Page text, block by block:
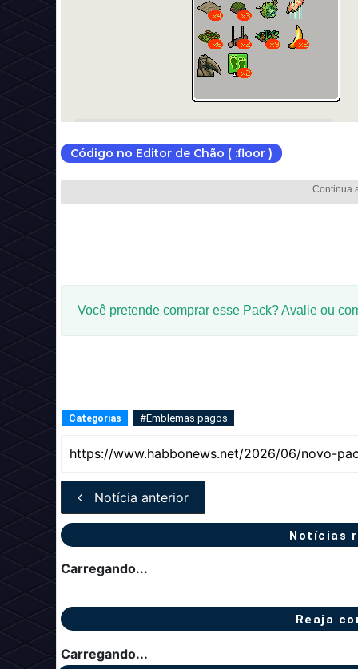
Código no Editor de Chão ( :floor )
Você pretende comprar esse Pack? Avalie ou
Categorias #Emblemas pagos
Notícia anterior
Notícias
Carregando...
Reaja
Carregando...